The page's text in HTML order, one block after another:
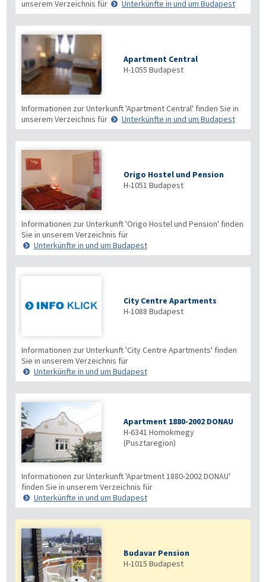
unserem Verzeichnis für Unterkünfte in und um Budapest
Apartment Central
H-1055 Budapest
Informationen zur Unterkunft 'Apartment Central' finden Sie in
unserem Verzeichnis für
Unterkünfte in und um Budapest
Origo Hostel und Pension
H-1051 Budapest
Informationen zur Unterkunft 'Origo Hostel und Pension' finden
Sie in unserem Verzeichnis für
Unterkünfte in und um Budapest
City Centre Apartments
H-1088 Budapest
Informationen zur Unterkunft 'City Centre Apartments' finden
Sie in unserem Verzeichnis für
Unterkünfte in und um Budapest
Apartment 1880-2002 DONAU
H-6341 Homokmegy
(Pusztaregion)
Informationen zur Unterkunft 'Apartment 1880-2002 DONAU'
finden Sie in unserem Verzeichnis für
Unterkünfte in und um Budapest
Budavar Pension
H-1015 Budapest